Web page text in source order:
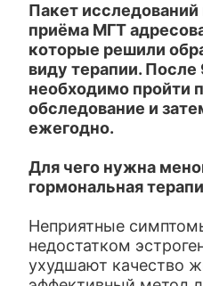
Пакет
приёма МГТ
которые решили
виду терапии.
необходимо пройти
обследование и
ежегодно.
Для чего нужна
гормональная
Неприятные
недостатком
ухудшают качество